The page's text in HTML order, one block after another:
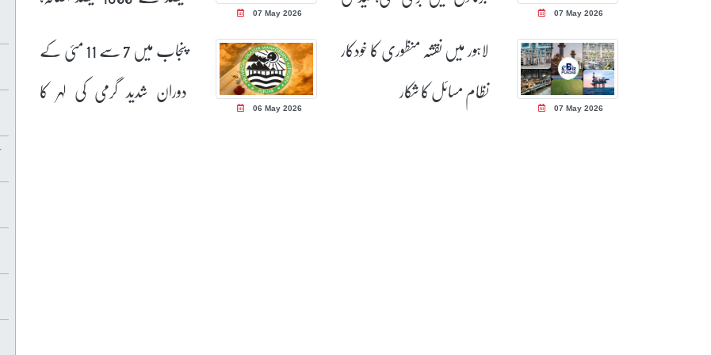
07 May 2026
سزائیں ختم
07 May 2026
سینیٹ کی قائمہ کمیٹی میں
انکشاف
07 May 2026
لاہور میں نقشہ منظوری کا خودکار
نظام مسائل کا شکار
06 May 2026
پنجاب میں 7 سے 11 مئی کے
دوران شدید گرمی کی لہر کا